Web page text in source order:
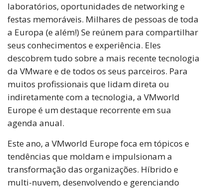
laboratórios, oportunidades de networking e
festas memoráveis. Milhares de pessoas de toda
a Europa (e além!) Se reúnem para compartilhar
seus conhecimentos e experiência. Eles
descobrem tudo sobre a mais recente tecnologia
da VMware e de todos os seus parceiros. Para
muitos profissionais que lidam direta ou
indiretamente com a tecnologia, a VMworld
Europe é um destaque recorrente em sua
agenda anual.
Este ano, a VMworld Europe foca em tópicos e
tendências que moldam e impulsionam a
transformação das organizações. Híbrido e
multi-nuvem, desenvolvendo e gerenciando